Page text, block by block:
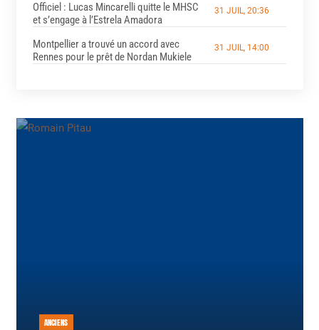
Officiel : Lucas Mincarelli quitte le MHSC
et s’engage à l’Estrela Amadora
31 JUIL, 20:36
Montpellier a trouvé un accord avec
Rennes pour le prêt de Nordan Mukiele
31 JUIL, 14:00
ANCIENS